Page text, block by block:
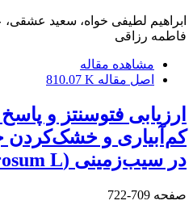
ابراهیم لطیفی خواه، سعید عشقی،
فاطمه رزاقی
مشاهده مقاله
اصل مقاله 810.07 K
ارزیابی فتوسنتز و
کم‌آبیاری و خشک‌کردن
در سیب‌زمینی (Solanum tuberosum L.)
صفحه 709-722